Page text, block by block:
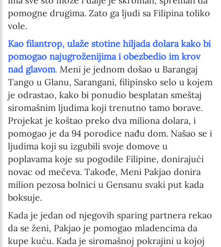
pomogne drugima. Zato ga ljudi sa Filipina toliko
vole.
Kao filantrop, ulaže stotine hiljada dolara kako bi
pomogao najugroženijima i obezbedio im krov
nad glavom. Meni je jednom došao u Barangaj
Tango u Glanu, Sarangani, filipinsko selo u kojem
je odrastao, kako bi ponudio besplatan smeštaj
siromašnim ljudima koji trenutno tamo borave.
Projekat je koštao preko dva miliona dolara, i
pomogao je da 94 porodice nađu dom. Našao se i
ljudima koji su izgubili svoje domove u
poplavama koje su pogodile Filipine, donirajući
novac od mečeva. Takođe, Meni Pakjao donira
milion pezosa bolnici u Gensanu svaki put kada
boksuje.
Kada je jedan od njegovih sparing partnera rekao
da se ženi, Pakjao je pomogao mladencima da
kupe kuću. Kada je siromašnoj pokrajini u kojoj